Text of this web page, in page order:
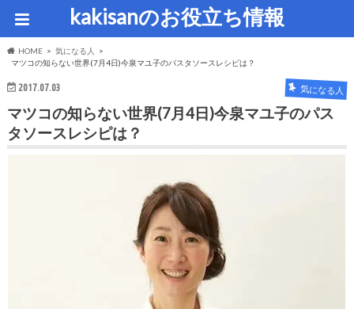
kakisanのお役立ち情報
HOME
気になる人
マツコの知らない世界(7月4日)今泉マユ子のパスタソースレシピは？
2017.07.03 気になる人
マツコの知らない世界(7月4日)今泉マユ子のパス
タソースレシピは？